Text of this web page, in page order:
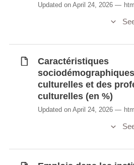
Updated on April 24, 2026 html
Caractéristiques
culturelles et des
culturelles (en %)
Updated on April 24, 2026 html